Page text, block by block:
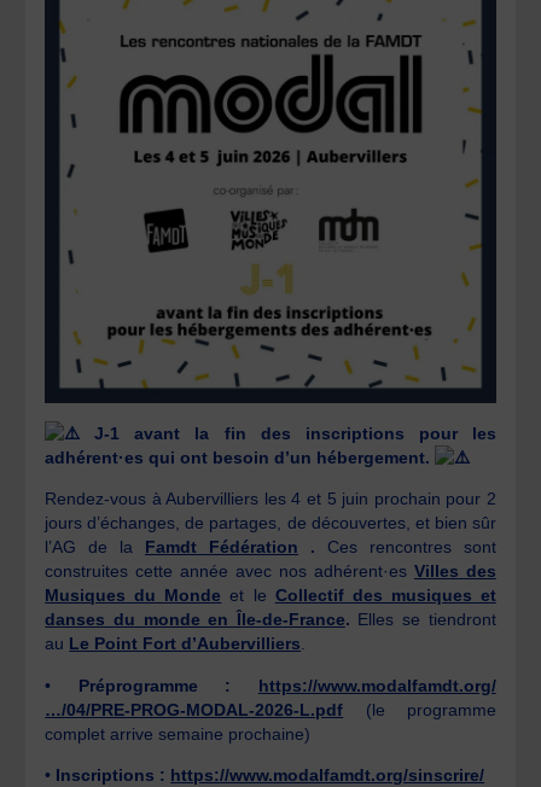
J-1 avant la fin des inscriptions pour les
adhérent·es qui ont besoin d’un hébergement.
Rendez-vous à Aubervilliers les 4 et 5 juin prochain pour 2
jours d’échanges, de partages, de découvertes, et bien sûr
l’AG de la Famdt Fédération . Ces rencontres sont
construites cette année avec nos adhérent·es Villes des
Musiques du Monde et le Collectif des musiques et
danses du monde en Île-de-France. Elles se tiendront
au Le Point Fort d’Aubervilliers.
• Préprogramme :
https://www.modalfamdt.org/
…/04/PRE-PROG-MODAL-2026-L.pdf
(le programme
complet arrive semaine prochaine)
• Inscriptions : https://www.modalfamdt.org/sinscrire/